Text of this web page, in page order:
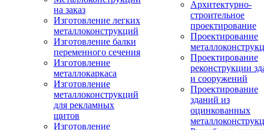
на заказ
Изготовление легких
металлоконструкций
Изготовление балки
переменного сечения
Изготовление
металлокаркаса
Изготовление
металлоконструкций
для рекламных
щитов
Изготовление
Архитектурно-
строительное
проектирование
Проектирование
Проектирование
реконструкции
и сооружений
Проектирование
зданий из
оцинкованных